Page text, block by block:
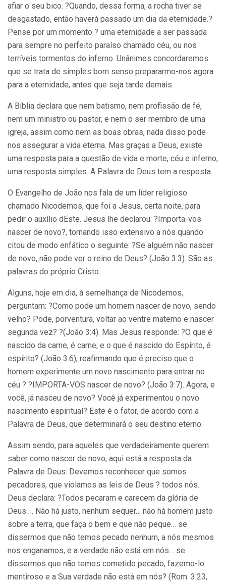
afiar o seu bico. ?Quando, dessa forma, a rocha tiver se
desgastado, então haverá passado um dia da eternidade.?
Pense por um momento ? uma eternidade a ser passada
para sempre no perfeito paraíso chamado céu, ou nos
terríveis tormentos do inferno. Unânimes concordaremos
que se trata de simples bom senso prepararmo-nos agora
para a eternidade, antes que seja tarde demais.
A Bíblia declara que nem batismo, nem profissão de fé,
nem um ministro ou pastor, e nem o ser membro de uma
igreja, assim como nem as boas obras, nada disso pode
nos assegurar a vida eterna. Mas graças a Deus, existe
uma resposta para a questão de vida e morte, céu e inferno,
uma resposta simples. A Palavra de Deus tem a resposta.
O Evangelho de João nos fala de um líder religioso
chamado Nicodemos, que foi a Jesus, certa noite, para
pedir o auxílio dEste. Jesus lhe declarou: ?Importa-vos
nascer de novo?, tornando isso extensivo a nós quando
citou de modo enfático o seguinte: ?Se alguém não nascer
de novo, não pode ver o reino de Deus? (João 3:3). São as
palavras do próprio Cristo.
Alguns, hoje em dia, à semelhança de Nicodemos,
perguntam: ?Como pode um homem nascer de novo, sendo
velho? Pode, porventura, voltar ao ventre materno e nascer
segunda vez? ?(João 3:4). Mas Jesus responde: ?O que é
nascido da carne, é carne; e o que é nascido do Espírito, é
espírito? (João 3.6), reafirmando que é preciso que o
homem experimente um novo nascimento para entrar no
céu ? ?IMPORTA-VOS nascer de novo? (João 3:7). Agora, e
você, já nasceu de novo? Você já experimentou o novo
nascimento espiritual? Este é o fator, de acordo com a
Palavra de Deus, que determinará o seu destino eterno.
Assim sendo, para aqueles que verdadeiramente querem
saber como nascer de novo, aqui está a resposta da
Palavra de Deus: Devemos reconhecer que somos
pecadores, que violamos as leis de Deus ? todos nós.
Deus declara: ?Todos pecaram e carecem da glória de
Deus … Não há justo, nenhum sequer… não há homem justo
sobre a terra, que faça o bem e que não peque… se
dissermos que não temos pecado nenhum, a nós mesmos
nos enganamos, e a verdade não está em nós… se
dissermos que não temos cometido pecado, fazemo-lo
mentiroso e a Sua verdade não está em nós? (Rom. 3:23,